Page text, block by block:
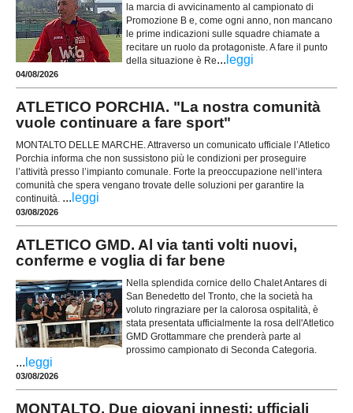
la marcia di avvicinamento al campionato di
Promozione B e, come ogni anno, non mancano
le prime indicazioni sulle squadre chiamate a
recitare un ruolo da protagoniste. A fare il punto
della situazione è Re... leggi
04/08/2026
ATLETICO PORCHIA. "La nostra comunità
vuole continuare a fare sport"
MONTALTO DELLE MARCHE. Attraverso un comunicato ufficiale l’Atletico
Porchia informa che non sussistono più le condizioni per proseguire
l’attività presso l’impianto comunale. Forte la preoccupazione nell’intera
comunità che spera vengano trovate delle soluzioni per garantire la
continuità. ... leggi
03/08/2026
ATLETICO GMD. Al via tanti volti nuovi,
conferme e voglia di far bene
Nella splendida cornice dello Chalet Antares di
San Benedetto del Tronto, che la società ha
voluto ringraziare per la calorosa ospitalità, è
stata presentata ufficialmente la rosa dell'Atletico
GMD Grottammare che prenderà parte al
prossimo campionato di Seconda Categoria.
... leggi
03/08/2026
MONTALTO. Due giovani innesti: ufficiali